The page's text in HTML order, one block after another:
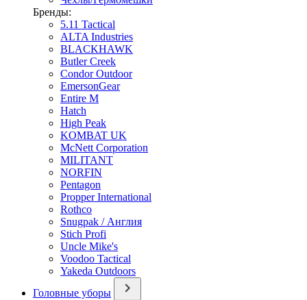
Бренды:
5.11 Tactical
ALTA Industries
BLACKHAWK
Butler Creek
Condor Outdoor
EmersonGear
Entire M
Hatch
High Peak
KOMBAT UK
McNett Corporation
MILITANT
NORFIN
Pentagon
Propper International
Rothco
Snugpak / Англия
Stich Profi
Uncle Mike's
Voodoo Tactical
Yakeda Outdoors
Головные уборы